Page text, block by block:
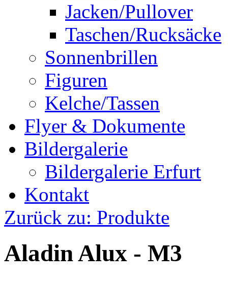
Jacken/Pullover
Taschen/Rucksäcke
Sonnenbrillen
Figuren
Kelche/Tassen
Flyer & Dokumente
Bildergalerie
Bildergalerie Erfurt
Kontakt
Zurück zu: Produkte
Aladin Alux - M3